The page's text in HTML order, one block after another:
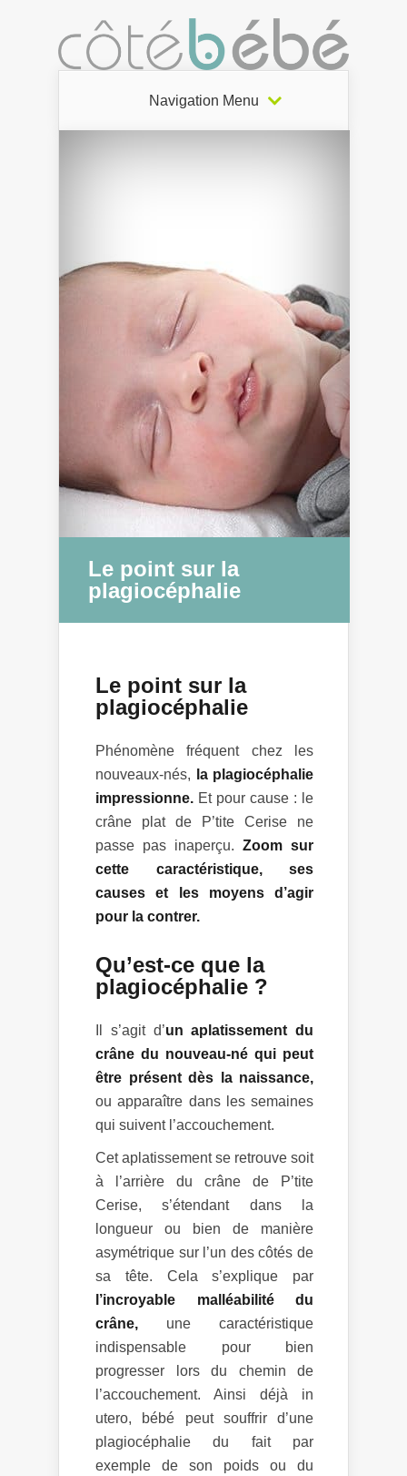
Navigation Menu
Le point sur la
plagiocéphalie
Le point sur la
plagiocéphalie
Phénomène fréquent chez les
nouveaux-nés, la plagiocéphalie
impressionne. Et pour cause : le
crâne plat de P’tite Cerise ne
passe pas inaperçu. Zoom sur
cette caractéristique, ses
causes et les moyens d’agir
pour la contrer.
Qu’est-ce que la
plagiocéphalie ?
Il s’agit d’un aplatissement du
crâne du nouveau-né qui peut
être présent dès la naissance,
ou apparaître dans les semaines
qui suivent l’accouchement.
Cet aplatissement se retrouve soit
à l’arrière du crâne de P’tite
Cerise, s’étendant dans la
longueur ou bien de manière
asymétrique sur l’un des côtés de
sa tête. Cela s’explique par
l’incroyable malléabilité du
crâne, une caractéristique
indispensable pour bien
progresser lors du chemin de
l’accouchement. Ainsi déjà in
utero, bébé peut souffrir d’une
plagiocéphalie du fait par
exemple de son poids ou du